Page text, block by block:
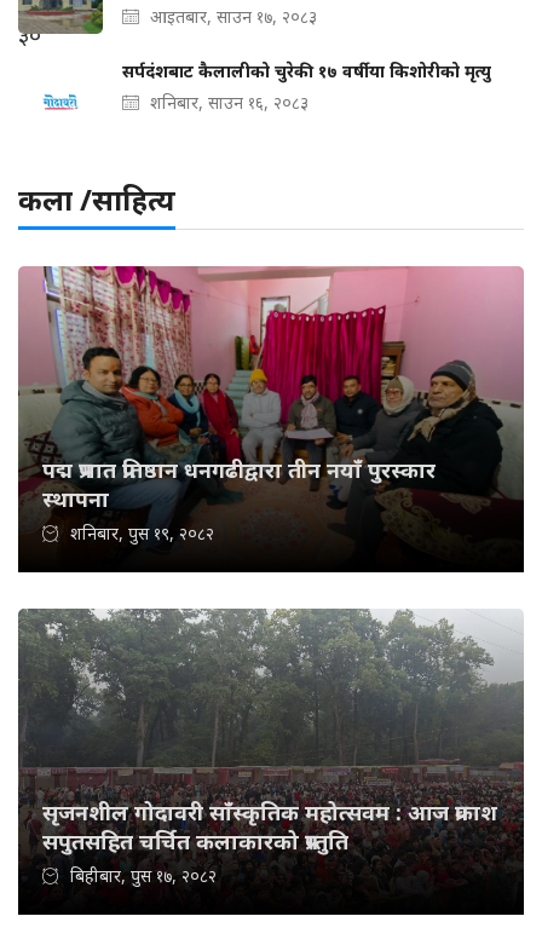
आइतबार, साउन १७, २०८३
सर्पदंशबाट कैलालीको चुरेकी १७ वर्षीया किशोरीको मृत्यु
शनिबार, साउन १६, २०८३
कला /साहित्य
पद्म प्रभात प्रतिष्ठान धनगढीद्वारा तीन नयाँ पुरस्कार
स्थापना
शनिबार, पुस १९, २०८२
सृजनशील गोदावरी साँस्कृतिक महोत्सवम : आज प्रकाश
सपुतसहित चर्चित कलाकारको प्रस्तुति
बिहीबार, पुस १७, २०८२